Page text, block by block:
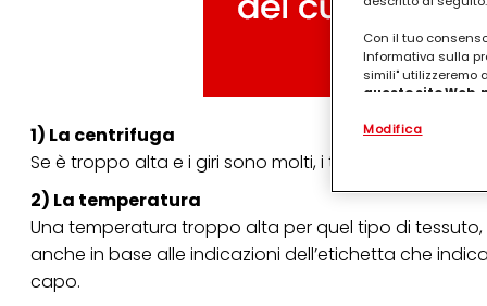
1) La centrifuga
Se è troppo alta e i giri sono molti, i tessuti si
2) La temperatura
Una temperatura troppo alta per quel tipo di
anche in base alle indicazioni dell’etichetta che
capo.
Con il tuo
Informativa sulla
simili" utilizzeremo
questo sito
.
(rispettivamente
terzi, conservare
misurare e
Puoi trovare
Modifica